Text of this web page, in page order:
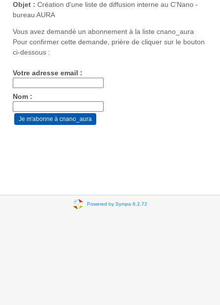
Objet : Création d'une liste de diffusion interne au C'Nano -
bureau AURA
Vous avez demandé un abonnement à la liste cnano_aura
Pour confirmer cette demande, prière de cliquer sur le bouton
ci-dessous :
Votre adresse email :
Nom :
Powered by Sympa 6.2.72